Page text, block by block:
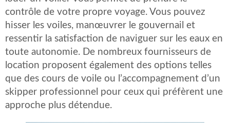
contrôle de votre propre voyage. Vous pouvez
hisser les voiles, manœuvrer le gouvernail et
ressentir la satisfaction de naviguer sur les eaux en
toute autonomie. De nombreux fournisseurs de
location proposent également des options telles
que des cours de voile ou l’accompagnement d’un
skipper professionnel pour ceux qui préfèrent une
approche plus détendue.